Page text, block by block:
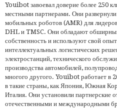
Youibot завоевал доверие более 250
местными партнерами. Они
мобильных роботов (AMR) для
DHL и TMSC. Они обладают
собственность и используют свой
интеллектуальных логистических
электростанций, технического
производства автомобилей,
многого другого. Youibot работает в
в такие страны, как Япония, Южная
Италия. Они установили партнерские
отечественными и международными